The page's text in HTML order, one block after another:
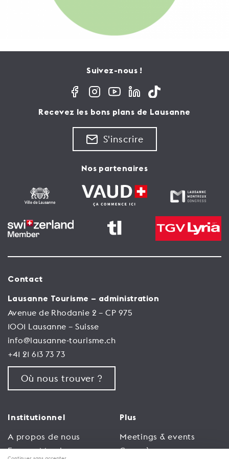
Suivez-nous !
Recevez les bons plans de Lausanne
S'inscrire
Nos partenaires
Contact
Lausanne Tourisme – administration
Avenue de Rhodanie 2 – CP 975
1001 Lausanne – Suisse
info@lausanne-tourisme.ch
+41 21 613 73 73
Où nous trouver ?
Institutionnel
A propos de nous
Espace Membres
Plus
Meetings & events
Congrès